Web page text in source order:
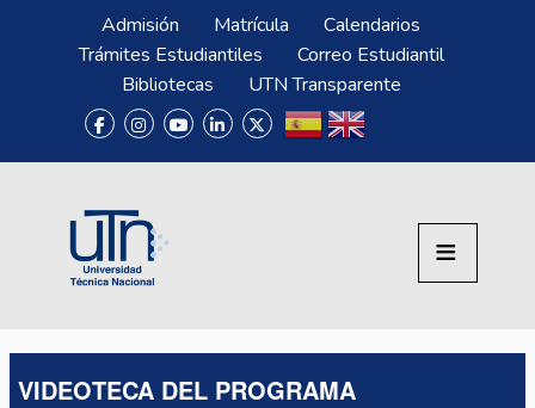
Pasar al contenido principal
Menú SuperiorAdmisión Matrícula
Calendarios
Trámites Estudiantiles
Correo Estudiantil
Bibliotecas
UTN Transparente
VIDEOTECA DEL PROGRAMA